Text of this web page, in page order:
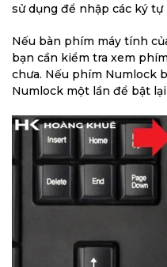
sử dụng để nhập các ký tự
Nếu bàn phím máy tính
bạn cần kiểm tra xem
chưa. Nếu phím Numlock
Numlock một lần để bật